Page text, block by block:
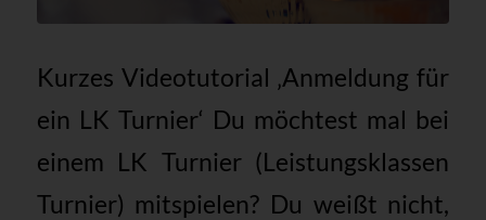
Kurzes Videotutorial ‚Anmeldung für
ein LK Turnier‘ Du möchtest mal bei
einem LK Turnier (Leistungsklassen
Turnier) mitspielen? Du weißt nicht,